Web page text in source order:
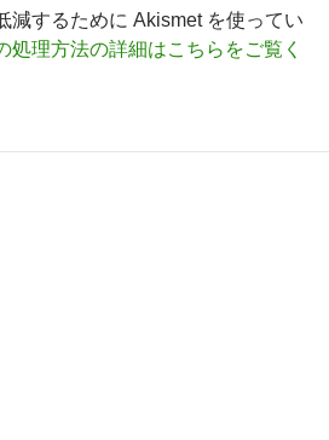
減するために Akismet を使ってい
処理方法の詳細はこちらをご覧く